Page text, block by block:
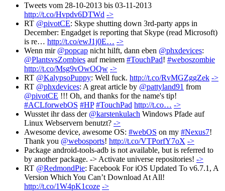
Tweets vom 28-10-2013 bis 03-11-2013
http://t.co/Hvpdv6DTWd ->
RT @pivotCE: Skype shutting down 3rd-party apps in
December: Engadget is reporting that Skype (read Microsoft)
is re… http://t.co/ewJ1j0E… ->
Wenn mir @popcap nicht hilft, dann eben @phxdevices:
@PlantsvsZombies auf meinem #TouchPad! #weboszombie
http://t.co/Msg9vOwOQw ->
RT @KalypsoPuppy: Well fuck. http://t.co/RvMGZggZek ->
RT @phxdevices: A great article by @pattyland91 from
@pivotCE !!! Oh, and thanks for the name's tip!
#ACLforwebOS #HP #TouchPad http://t.co… ->
Wusstet ihr dass der @karstenkulach Windows Pfade auf
Linux Webservern benutzt? ->
Awesome device, awesome OS: #webOS on my #Nexus7!
Thank you @webosports! http://t.co/VTPorfY7oX ->
Package android-tools-adb is not available, but is referred to
by another package. -> Activate universe repositories! ->
RT @RedmondPie: Facebook For iOS Updated To v6.7.1, A
Version Which You Can’t Download At All!
http://t.co/1W4pK1coze ->